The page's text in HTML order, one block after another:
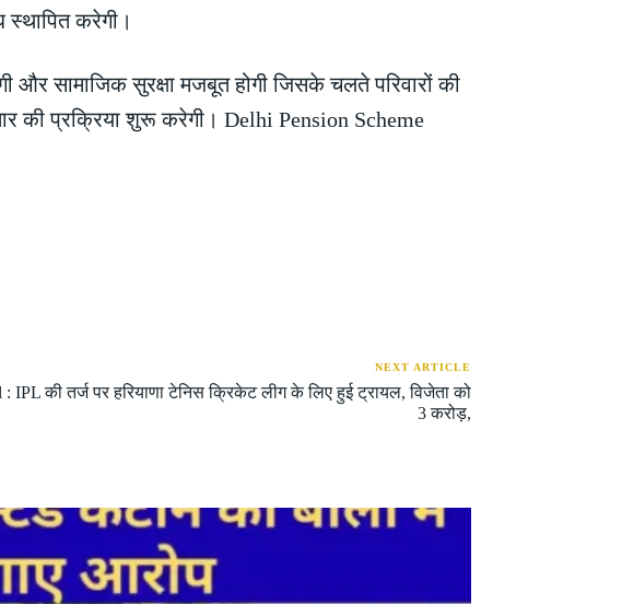
करेगी।
और सामाजिक सुरक्षा मजबूत होगी जिसके चलते परिवारों की
की प्रक्रिया शुरू करेगी। Delhi Pension Scheme
NEXT ARTICLE
IPL की तर्ज पर हरियाणा टेनिस क्रिकेट लीग के लिए हुई ट्रायल, विजेता को
3 करोड़,